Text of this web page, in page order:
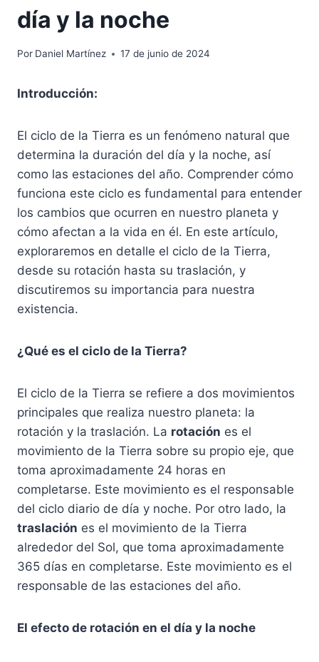
día y la noche
Por Daniel Martínez 17 de junio de 2024
Introducción:
El ciclo de la Tierra es un fenómeno natural que
determina la duración del día y la noche, así
como las estaciones del año. Comprender cómo
funciona este ciclo es fundamental para entender
los cambios que ocurren en nuestro planeta y
cómo afectan a la vida en él. En este artículo,
exploraremos en detalle el ciclo de la Tierra,
desde su rotación hasta su traslación, y
discutiremos su importancia para nuestra
existencia.
¿Qué es el ciclo de la Tierra?
El ciclo de la Tierra se refiere a dos movimientos
principales que realiza nuestro planeta: la
rotación y la traslación. La rotación es el
movimiento de la Tierra sobre su propio eje, que
toma aproximadamente 24 horas en
completarse. Este movimiento es el responsable
del ciclo diario de día y noche. Por otro lado, la
traslación es el movimiento de la Tierra
alrededor del Sol, que toma aproximadamente
365 días en completarse. Este movimiento es el
responsable de las estaciones del año.
El efecto de rotación en el día y la noche